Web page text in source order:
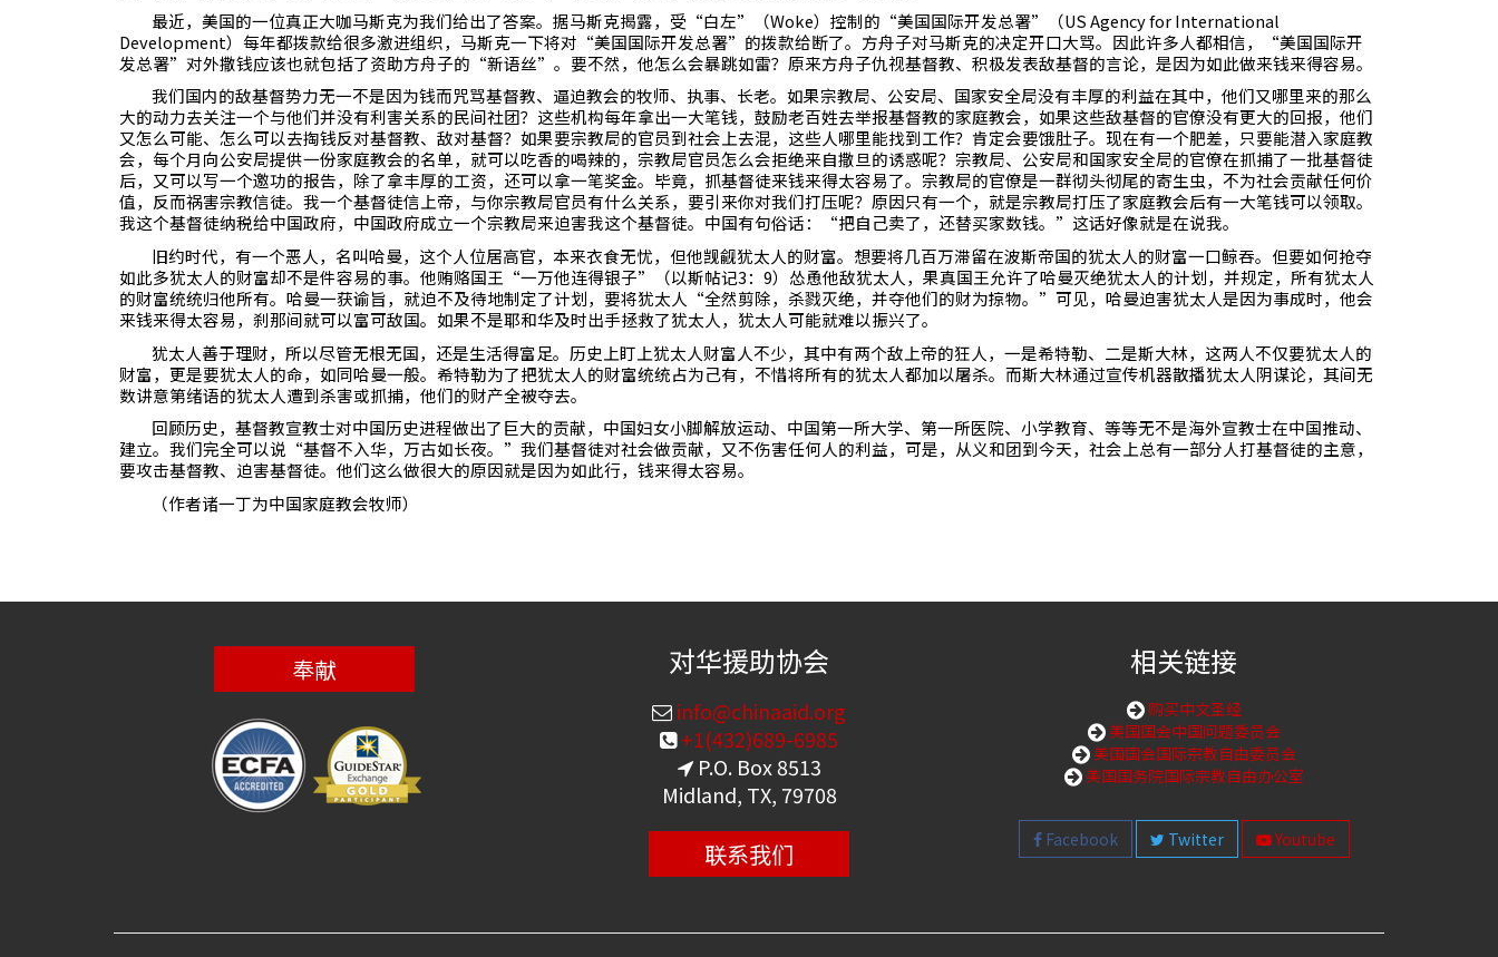
最近，美国的一位真正大咖马斯克为我们给出了答案。据马斯克揭露，受“白左”（Woke）控制的“美国国际开发总署”（US Agency for International
Development）每年都拨款给很多激进组织，马斯克一下将对“美国国际开发总署”的拨款给断了。方舟子对马斯克的决定开口大骂。因此许多人都相信，“美国国际开
发总署”对外撒钱应该也就包括了资助方舟子的“新语丝”。要不然，他怎么会暴跳如雷？原来方舟子仇视基督教、积极发表敌基督的言论，是因为如此做来钱来得容易。
我们国内的敌基督势力无一不是因为钱而咒骂基督教、逼迫教会的牧师、执事、长老。如果宗教局、公安局、国家安全局没有丰厚的利益在其中，他们又哪里来的那么
大的动力去关注一个与他们并没有利害关系的民间社团？这些机构每年拿出一大笔钱，鼓励老百姓去举报基督教的家庭教会，如果这些敌基督的官僚没有更大的回报，他们
又怎么可能、怎么可以去掏钱反对基督教、敌对基督？如果要宗教局的官员到社会上去混，这些人哪里能找到工作？肯定会要饿肚子。现在有一个肥差，只要能潜入家庭教
会，每个月向公安局提供一份家庭教会的名单，就可以吃香的喝辣的，宗教局官员怎么会拒绝来自撒旦的诱惑呢？宗教局、公安局和国家安全局的官僚在抓捕了一批基督徒
后，又可以写一个邀功的报告，除了拿丰厚的工资，还可以拿一笔奖金。毕竟，抓基督徒来钱来得太容易了。宗教局的官僚是一群彻头彻尾的寄生虫，不为社会贡献任何价
值，反而祸害宗教信徒。我一个基督徒信上帝，与你宗教局官员有什么关系，要引来你对我们打压呢？原因只有一个，就是宗教局打压了家庭教会后有一大笔钱可以领取。
我这个基督徒纳税给中国政府，中国政府成立一个宗教局来迫害我这个基督徒。中国有句俗话：“把自己卖了，还替买家数钱。”这话好像就是在说我。
旧约时代，有一个恶人，名叫哈曼，这个人位居高官，本来衣食无忧，但他觊觎犹太人的财富。想要将几百万滞留在波斯帝国的犹太人的财富一口鲸吞。但要如何抢夺
如此多犹太人的财富却不是件容易的事。他贿赂国王“一万他连得银子”（以斯帖记3： 9）怂恿他敌犹太人，果真国王允许了哈曼灭绝犹太人的计划，并规定，所有犹太人
的财富统统归他所有。哈曼一获谕旨，就迫不及待地制定了计划，要将犹太人“全然剪除，杀戮灭绝，并夺他们的财为掠物。”可见，哈曼迫害犹太人是因为事成时，他会
来钱来得太容易，刹那间就可以富可敌国。如果不是耶和华及时出手拯救了犹太人，犹太人可能就难以振兴了。
犹太人善于理财，所以尽管无根无国，还是生活得富足。历史上盯上犹太人财富人不少，其中有两个敌上帝的狂人，一是希特勒、二是斯大林，这两人不仅要犹太人的
财富，更是要犹太人的命，如同哈曼一般。希特勒为了把犹太人的财富统统占为己有，不惜将所有的犹太人都加以屠杀。而斯大林通过宣传机器散播犹太人阴谋论，其间无
数讲意第绪语的犹太人遭到杀害或抓捕，他们的财产全被夺去。
回顾历史，基督教宣教士对中国历史进程做出了巨大的贡献，中国妇女小脚解放运动、中国第一所大学、第一所医院、小学教育、等等无不是海外宣教士在中国推动、
建立。我们完全可以说“基督不入华，万古如长夜。”我们基督徒对社会做贡献，又不伤害任何人的利益，可是，从义和团到今天，社会上总有一部分人打基督徒的主意，
要攻击基督教、迫害基督徒。他们这么做很大的原因就是因为如此行，钱来得太容易。
（作者诸一丁为中国家庭教会牧师）
奉献 对华援助协会
info@chinaaid.org
+1(432)689-6985
P.O. Box 8513
Midland, TX, 79708
联系我们
相关链接
购买中文圣经
美国国会中国问题委员会
美国国会国际宗教自由委员会
美国国务院国际宗教自由办公室
Facebook Twitter Youtube